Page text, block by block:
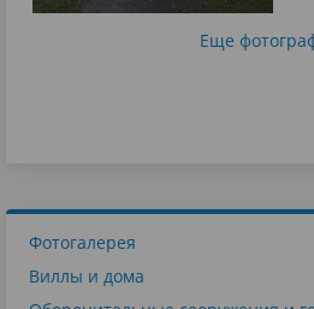
Еще
Фотогалерея
Виллы и дома